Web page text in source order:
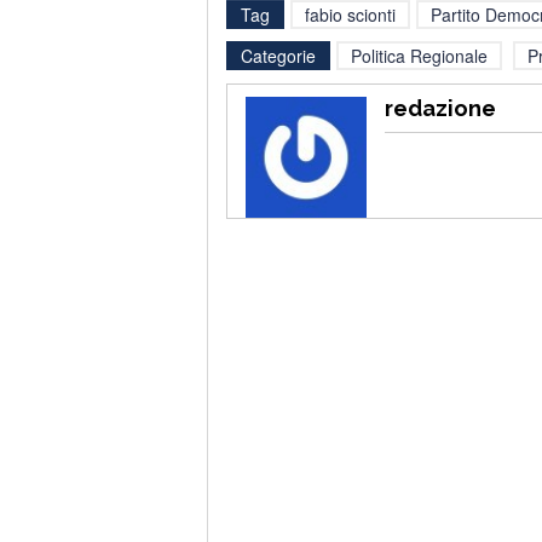
Tag fabio scionti Partito
Categorie
Politica Regionale
redazione